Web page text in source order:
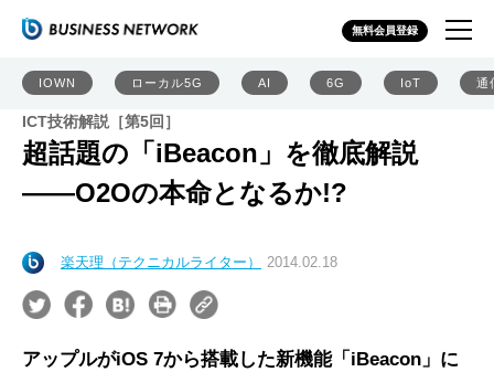
無料会員登録
IOWN ローカル5G AI 6G IoT 通
ICT技術解説［第5回］
超話題の「iBeacon」を徹底解説
――O2Oの本命となるか!?
楽天理（テクニカルライター） 2014.02.18
アップルがiOS 7から搭載した新機能「iBeacon」に